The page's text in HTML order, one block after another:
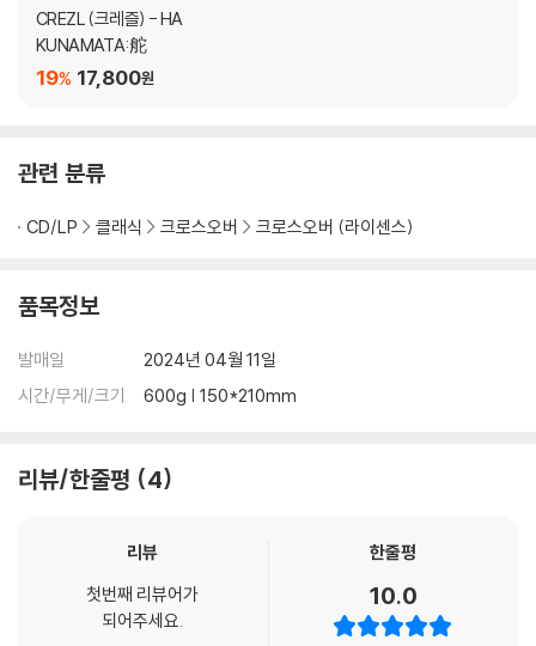
CREZL (크레즐) - HA
KUNAMATA:舵
17,800원
19%
관련 분류
CD/LP 클래식 크로스오버 크로스오버 (라이센스)
품목정보
발매일
2024년 04월 11일
시간/무게/크기
600g | 150*210mm
리뷰/한줄평 4
리뷰
첫번째 리뷰어가
되어주세요.
한줄평
10.0